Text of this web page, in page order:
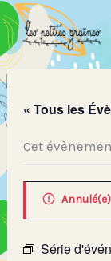
Aller
au
contenu
« Tous les
Cet
Annulé(e)
Série